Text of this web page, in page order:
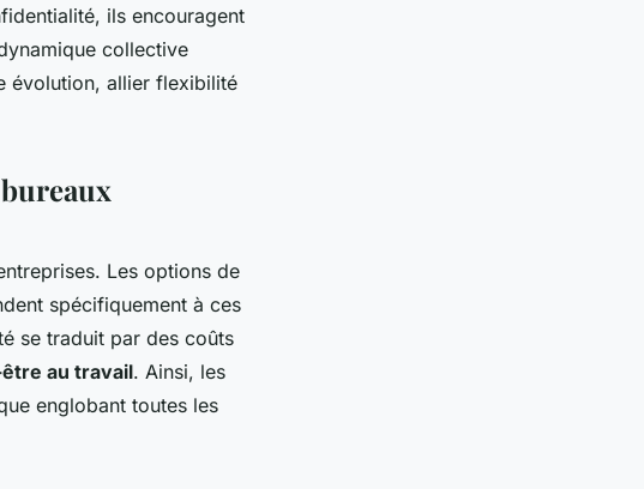
ils encouragent
collective
évolution, allier flexibilité
Les options de
spécifiquement à ces
se traduit par des coûts
au travail. Ainsi, les
englobant toutes les